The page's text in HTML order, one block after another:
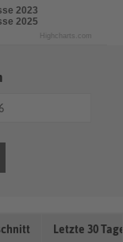
2023
2025
Highcharts.com
Letzte 30